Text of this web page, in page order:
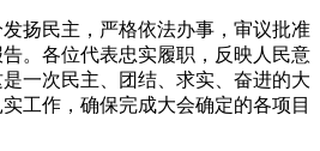
民主，严格依法办事，审议批准
。各位代表忠实履职，反映人民意
一次民主、团结、求实、奋进的大
工作，确保完成大会确定的各项目